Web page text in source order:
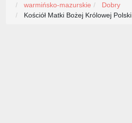
warmińsko-mazurskie
Dobry
Kościół Matki Bożej Królowej Polski